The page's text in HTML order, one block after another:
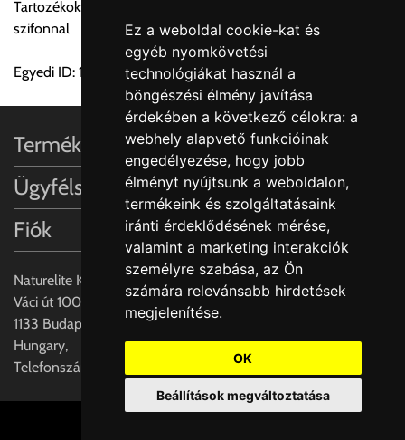
Ez a weboldal cookie-kat és
egyéb nyomkövetési
technológiákat használ a
böngészési élmény javítása
érdekében a következő célokra: a
webhely alapvető funkcióinak
engedélyezése, hogy jobb
élményt nyújtsunk a weboldalon,
termékeink és szolgáltatásaink
iránti érdeklődésének mérése,
valamint a marketing interakciók
személyre szabása, az Ön
számára relevánsabb hirdetések
megjelenítése.
OK
Beállítások megváltoztatása
visszaigazolástól számított 24 órán belül a terméket
lemondhatja, vagy kérheti a személyes átvételre való
KERÁMIA TERMÉKEK SZÁLLÍTATÁSA NEM, VAGY CSAK
A MEGRENDELŐ KIFEJEZETT KÉRÉSÉRE ÉS
FELELŐSSÉGÉRE LEHETSÉGES!!
Egyéb leírások:
Budapesti szállítások:
1, Budapestre kért szállítás esetén az általános szállítás
helyett időre történő extra szállítás kérése is lehetséges
egyedi áron. A szállítás megbeszélt időablakban lehetőség
szerint 1 órás intervallumon belüli pontos időpont
megjelöléssel kérhető munkanapokon 09.00 - 15.00 között.
A költséget a megrendeléskor rendelt termék/termékek,
valamint az ott megadott szállítási cím alapján a központ
Tartozékok: Lefolyórendszer, túlfolyóval és helytakarékos
szifonnal
Egyedi ID: 1000491415
Naturelite Kft,
Váci út 100.,
1133 Budapest,
Hungary,
Telefonszám: +(36) 70-427-3837
Termékinformációk
Ügyfélszolgálat
Fiók